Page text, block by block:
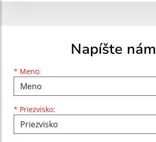
Napíšte nám
* Meno:
Meno
* Priezvisko:
Priezvisko
E-mailová adresa